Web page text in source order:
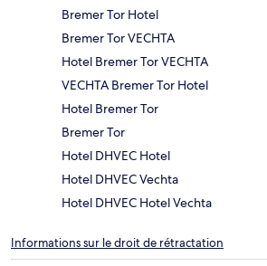
Bremer Tor Hotel
Bremer Tor VECHTA
Hotel Bremer Tor VECHTA
VECHTA Bremer Tor Hotel
Hotel Bremer Tor
Bremer Tor
Hotel DHVEC Hotel
Hotel DHVEC Vechta
Hotel DHVEC Hotel Vechta
Informations sur le droit de rétractation